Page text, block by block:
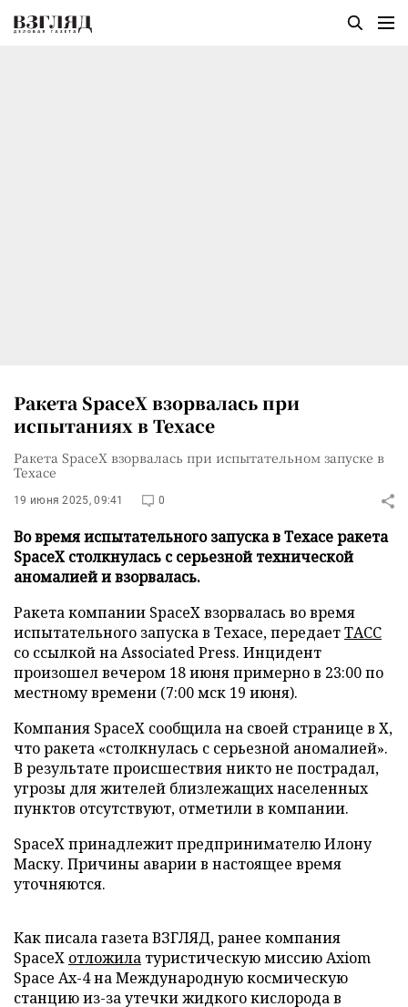
Ракета SpaceX взорвалась при
испытаниях в Техасе
Ракета SpaceX взорвалась при испытательном запуске в
Техасе
19 июня 2025, 09:41 0
Во время испытательного запуска в Техасе ракета
SpaceX столкнулась с серьезной технической
аномалией и взорвалась.
Ракета компании SpaceX взорвалась во время
испытательного запуска в Техасе, передаетТАСС
со ссылкой на Associated Press. Инцидент
произошел вечером 18 июня примерно в 23:00 по
местному времени (7:00 мск 19 июня).
Компания SpaceX сообщила на своей странице в X,
что ракета «столкнулась с серьезной аномалией».
В результате происшествия никто не пострадал,
угрозы для жителей близлежащих населенных
пунктов отсутствуют, отметили в компании.
SpaceX принадлежит предпринимателю Илону
Маску. Причины аварии в настоящее время
уточняются.
Как писала газета ВЗГЛЯД, ранее компания
SpaceX отложила туристическую миссию Axiom
Space Ax-4 на Международную космическую
станцию из-за утечки жидкого кислорода в